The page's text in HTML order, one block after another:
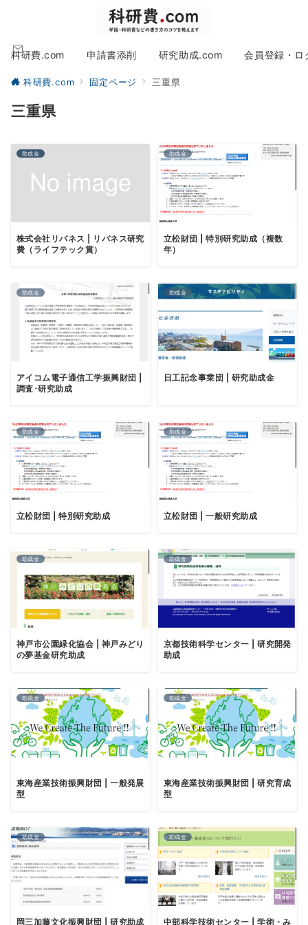
科研費.com 申請書添削 研究助成.com 会員登録・ロ
科研費.com 固定ページ 三重県
三重県
助成金
株式会社リバネス | リバネス研究
費（ライフテック賞）
助成金
立松財団 | 特別研究助成（複数
年）
助成金
アイコム電子通信工学振興財団 |
調査･研究助成
助成金
日工記念事業団 | 研究助成金
助成金
立松財団 | 特別研究助成
助成金
立松財団 | 一般研究助成
助成金
神戸市公園緑化協会 | 神戸みどり
の夢基金研究助成
助成金
京都技術科学センター | 研究開発
助成
助成金
東海産業技術振興財団 | 一般発展
型
助成金
東海産業技術振興財団 | 研究育成
型
助成金
岡三加藤文化振興財団 | 研究助成
助成金
中部科学技術センター | 学術・み